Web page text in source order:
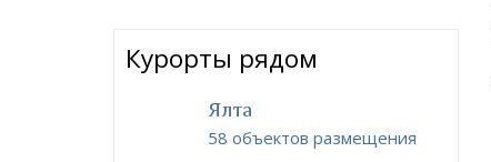
Курорты рядом
Ялта
58 объектов размещения